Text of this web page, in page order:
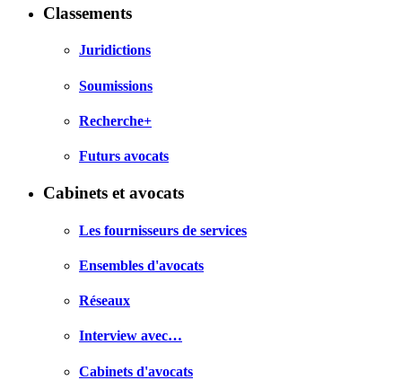
Classements
Juridictions
Soumissions
Recherche+
Futurs avocats
Cabinets et avocats
Les fournisseurs de services
Ensembles d'avocats
Réseaux
Interview avec…
Cabinets d'avocats